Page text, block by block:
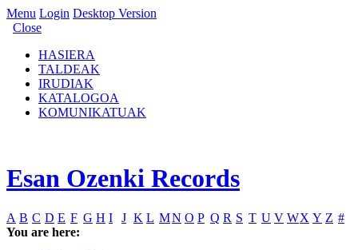
Menu Login Desktop Version
Close
HASIERA
TALDEAK
IRUDIAK
KATALOGOA
KOMUNIKATUAK
Esan Ozenki Records
A B C D E F G H I J K L MN O P Q R S T U V WX Y Z #
You are here: